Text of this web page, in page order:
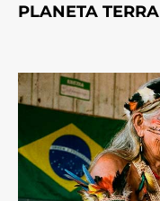
PLANETA TERRA